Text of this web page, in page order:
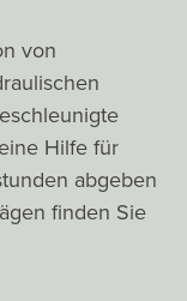
von
Hilfe für
abgeben
finden Sie